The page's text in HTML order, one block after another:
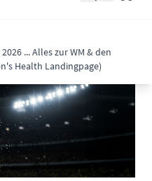
... Alles zur WM & den
Health Landingpage)